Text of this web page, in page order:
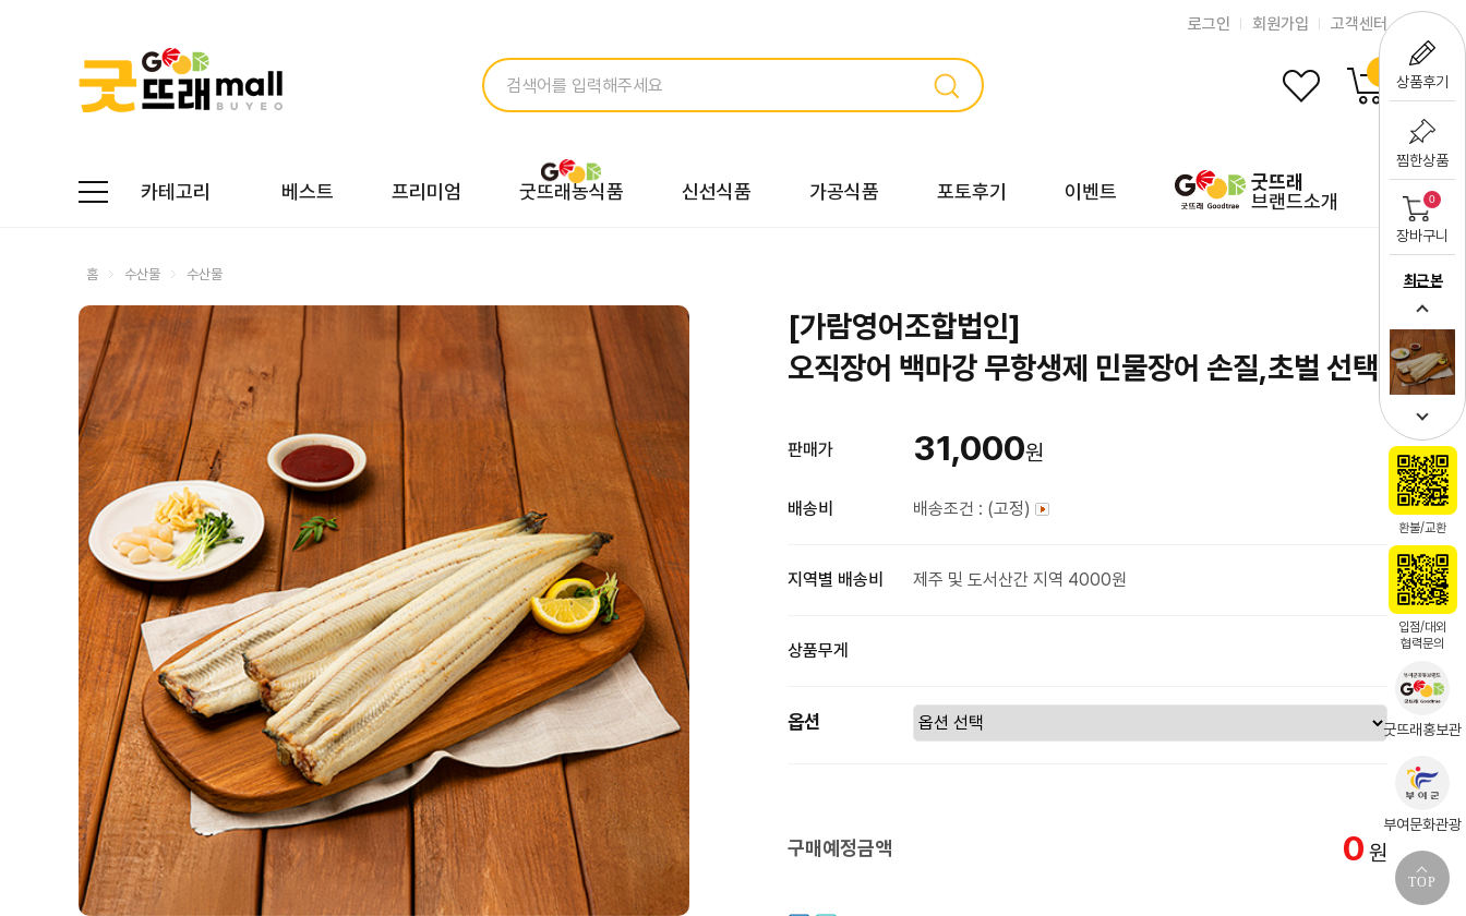
상품후기
찜한상품
0
장바구니
최근 본
환불/교환
입점/대외
협력문의
굿뜨래홍보관
부여문화관광
TOP
로그인 회원가입 고객센터
카테고리 베스트 프리미엄 굿뜨래농식품 신선식품 가공식품 포토후기 이벤트
굿뜨래
브랜드소개
홈 수산물 수산물
[가람영어조합법인]
오직장어 백마강 무항생제 민물장어 손질,초벌 선택
판매가 31,000원
배송비 배송조건 : (고정)
지역별 배송비 제주 및 도서산간 지역 4000원
상품무게
옵션
구매예정금액 0 원